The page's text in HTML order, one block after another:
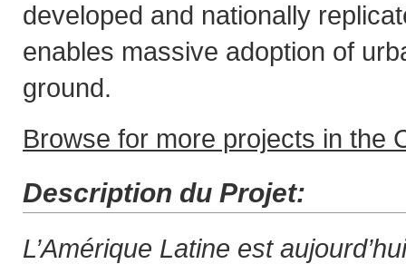
developed and nationally
enables massive adoption of
ground.
Browse for more projects in the
Description du Projet:
L’Amérique Latine est